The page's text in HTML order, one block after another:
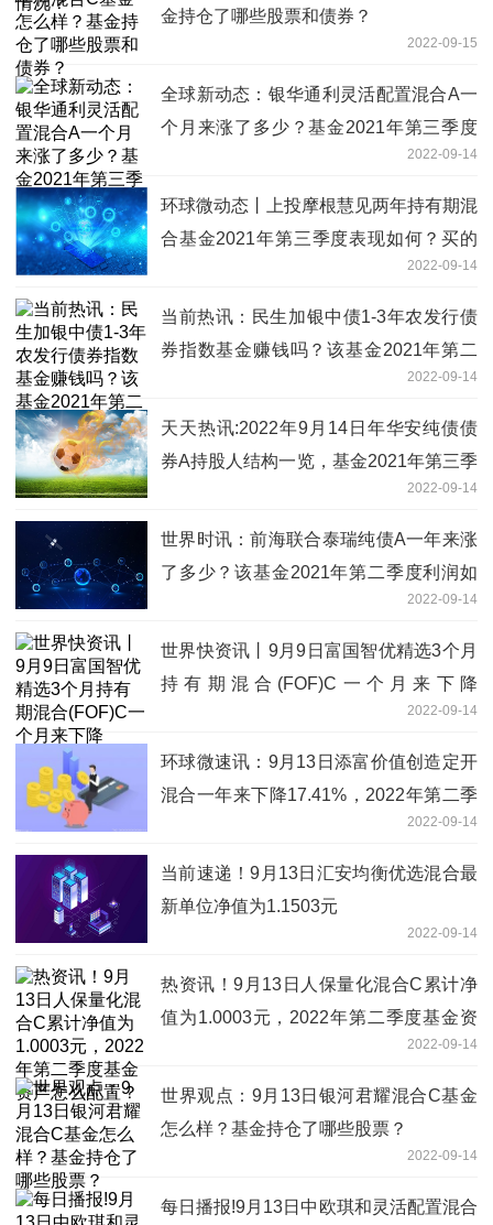
金持仓了哪些股票和债券？
2022-09-15
全球新动态：银华通利灵活配置混合A一
个月来涨了多少？基金2021年第三季度
2022-09-14
环球微动态丨上投摩根慧见两年持有期混
合基金2021年第三季度表现如何？买的
2022-09-14
当前热讯：民生加银中债1-3年农发行债
券指数基金赚钱吗？该基金2021年第二
2022-09-14
天天热讯:2022年9月14日年华安纯债债
券A持股人结构一览，基金2021年第三季
2022-09-14
世界时讯：前海联合泰瑞纯债A一年来涨
了多少？该基金2021年第二季度利润如
2022-09-14
世界快资讯丨9月9日富国智优精选3个月
持有期混合(FOF)C一个月来下降
2.85%，2021年第二季度基金有哪些财
务收入？
2022-09-14
环球微速讯：9月13日添富价值创造定开
混合一年来下降17.41%，2022年第二季
2022-09-14
当前速递！9月13日汇安均衡优选混合最
新单位净值为1.1503元
2022-09-14
热资讯！9月13日人保量化混合C累计净
值为1.0003元，2022年第二季度基金资
2022-09-14
世界观点：9月13日银河君耀混合C基金
怎么样？基金持仓了哪些股票？
2022-09-14
每日播报!9月13日中欧琪和灵活配置混合